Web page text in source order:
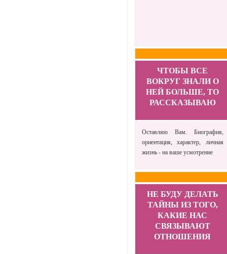
ЧТОБЫ ВСЕ
ВОКРУГ ЗНАЛИ О
НЕЙ БОЛЬШЕ, ТО
РАССКАЗЫВАЮ
Оставляю Вам. Биография,
ориентация, характер, личная
жизнь - на ваше усмотрение
НЕ БУДУ ДЕЛАТЬ
ТАЙНЫ ИЗ ТОГО,
КАКИЕ НАС
СВЯЗЫВАЮТ
ОТНОШЕНИЯ